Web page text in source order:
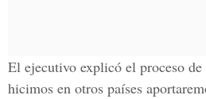
El ejecutivo explicó el proceso
hicimos en otros países